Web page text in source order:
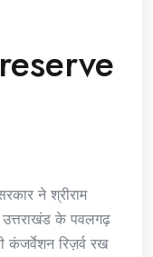
ने श्रीराम
उत्तराखंड के पवलगढ़
कंजर्वेशन रिज़र्व रख